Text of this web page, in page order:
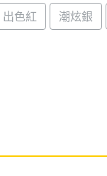
出色紅 潮炫銀